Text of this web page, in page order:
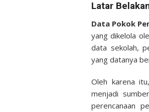
Latar
Data Pokok
yang dikelola
data sekolah,
yang datanya
Oleh karena itu,
menjadi
perencanaan